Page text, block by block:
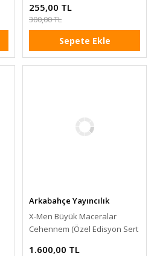
255,00 TL
300,00 TL
Sepete Ekle
Arkabahçe Yayıncılık
X-Men Büyük Maceralar
Cehennem (Özel Edisyon Sert
1.600,00 TL